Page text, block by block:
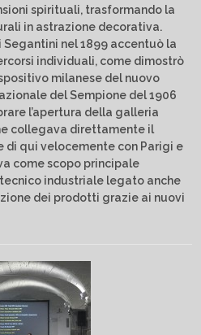
spirituali, trasformando la
in astrazione decorativa.
Segantini nel 1899 accentuò la
individuali, come dimostrò
milanese del nuovo
del Sempione del 1906
l’apertura della galleria
collegava direttamente il
di qui velocemente con Parigi e
come scopo principale
industriale legato anche
dei prodotti grazie ai nuovi